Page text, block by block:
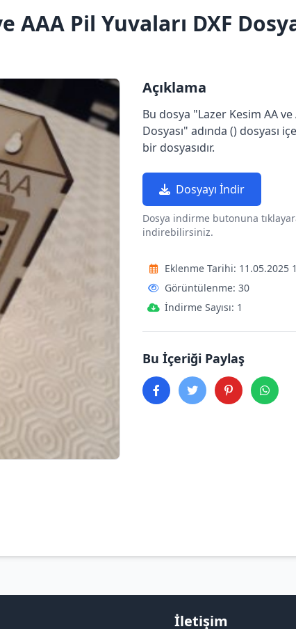
AAA Pil Yuvaları DXF
Açıklama
Bu dosya "Lazer Kesim AA ve
Dosyası" adında () dosyası
bir dosyasıdır.
Dosyayı İndir
Dosya indirme butonuna
indirebilirsiniz.
Eklenme Tarihi: 11.05.2025
Görüntülenme: 30
İndirme Sayısı: 1
Bu İçeriği Paylaş
İletişim